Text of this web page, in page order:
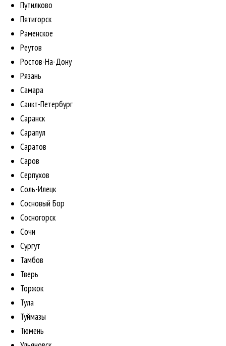
Путилково
Пятигорск
Раменское
Реутов
Ростов-На-Дону
Рязань
Самара
Санкт-Петербург
Саранск
Сарапул
Саратов
Саров
Серпухов
Соль-Илецк
Сосновый Бор
Сосногорск
Сочи
Сургут
Тамбов
Тверь
Торжок
Тула
Туймазы
Тюмень